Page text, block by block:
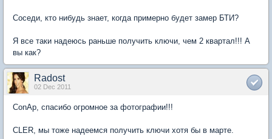
Соседи, кто нибудь знает, когда примерно будет замер БТИ?
Я все таки надеюсь раньше получить ключи, чем 2 квартал!!! А
вы как?
Radost
02 Dec 2011
ConAp, спасибо огромное за фотографии!!!
CLER, мы тоже надеемся получить ключи хотя бы в марте.